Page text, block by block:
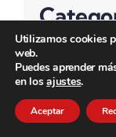
APMEN
Utilizamos cookies
web.
Puedes aprender
en losajustes.
Aceptar